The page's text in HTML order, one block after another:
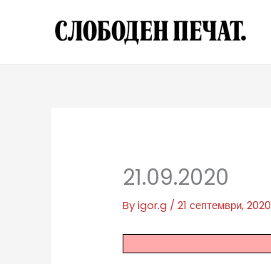
21.09.2020
Byigor.g /21 септември, 2020